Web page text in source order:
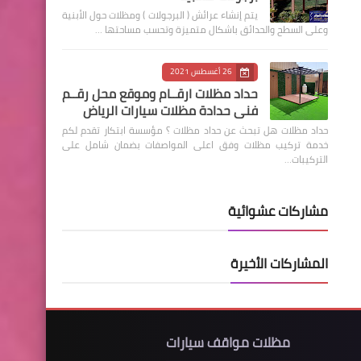
يتم إنشاء عرائش ( البرجولات ) ومظلات حول الأبنية
وعلى السطح والحدائق باشكال متميزة وتحسب مساحتها …
26 أغسطس 2021
حداد مظلات ارقــام وموقع محل رقــم
فني حدادة مظلات سيارات الرياض
حداد مظلات هل تبحث عن حداد مظلات ؟ مؤسسة ابتكار تقدم لكم
خدمة تركيب مظلات وفق اعلى المواصفات بضمان شامل على
التركيبات…
مشاركات عشوائية
المشاركات الأخيرة
مظلات مواقف سيارات